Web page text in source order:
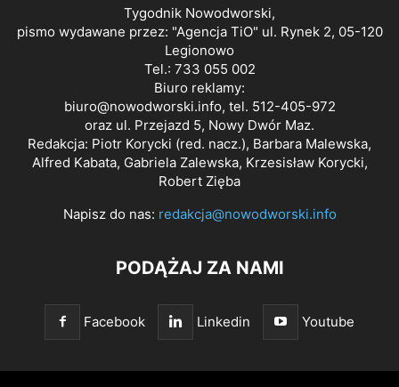
Tygodnik Nowodworski,
pismo wydawane przez: "Agencja TiO" ul. Rynek 2, 05-120
Legionowo
Tel.: 733 055 002
Biuro reklamy:
biuro@nowodworski.info, tel. 512-405-972
oraz ul. Przejazd 5, Nowy Dwór Maz.
Redakcja: Piotr Korycki (red. nacz.), Barbara Malewska,
Alfred Kabata, Gabriela Zalewska, Krzesisław Korycki,
Robert Zięba
Napisz do nas: redakcja@nowodworski.info
PODĄŻAJ ZA NAMI
Facebook Linkedin Youtube